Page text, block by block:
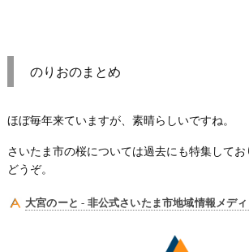
のりおのまとめ
ほぼ毎年来ていますが、素晴らしいですね。
さいたま市の桜については過去にも特集して
どうぞ。